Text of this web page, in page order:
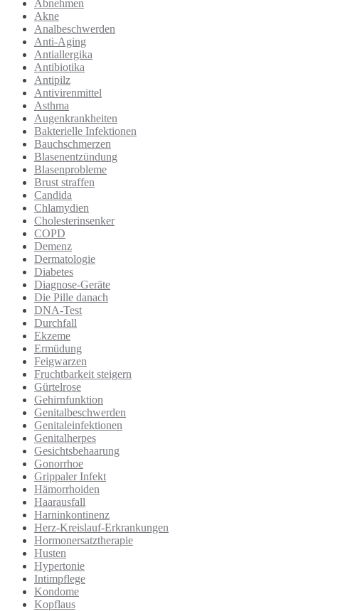
Abnehmen
Akne
Analbeschwerden
Anti-Aging
Antiallergika
Antibiotika
Antipilz
Antivirenmittel
Asthma
Augenkrankheiten
Bakterielle Infektionen
Bauchschmerzen
Blasenentzündung
Blasenprobleme
Brust straffen
Candida
Chlamydien
Cholesterinsenker
COPD
Demenz
Dermatologie
Diabetes
Diagnose-Geräte
Die Pille danach
DNA-Test
Durchfall
Ekzeme
Ermüdung
Feigwarzen
Fruchtbarkeit steigern
Gürtelrose
Gehirnfunktion
Genitalbeschwerden
Genitaleinfektionen
Genitalherpes
Gesichtsbehaarung
Gonorrhoe
Grippaler Infekt
Hämorrhoiden
Haarausfall
Harninkontinenz
Herz-Kreislauf-Erkrankungen
Hormonersatztherapie
Husten
Hypertonie
Intimpflege
Kondome
Kopflaus